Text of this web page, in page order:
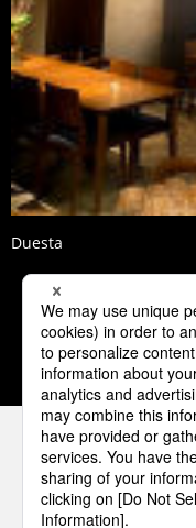
Duesta
1
パナソニック